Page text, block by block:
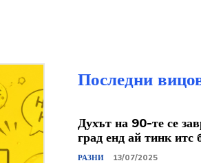
Последни
Духът на 90-те се
град енд ай тинк
РАЗНИ 13/07/2025